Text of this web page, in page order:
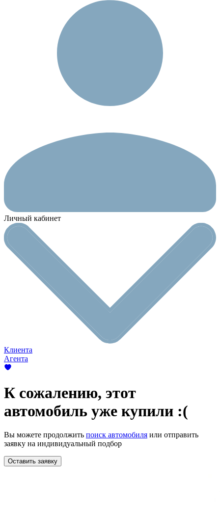
Личный кабинет
Клиента
Агента
К сожалению, этот
автомобиль уже купили :(
Вы можете продолжить поиск автомобиля или отправить
заявку на индивидуальный подбор
Оставить заявку